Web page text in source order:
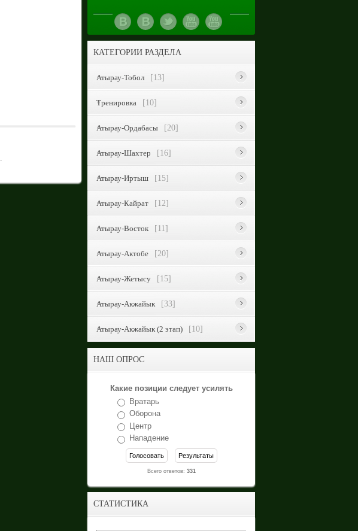
КАТЕГОРИИ РАЗДЕЛА
Атырау-Тобол [13]
Тренировка [10]
Атырау-Ордабасы [20]
Атырау-Шахтер [16]
Атырау-Иртыш [15]
Атырау-Кайрат [12]
Атырау-Восток [11]
Атырау-Актобе [20]
Атырау-Жетысу [15]
Атырау-Акжайык [33]
Атырау-Акжайык (2 этап) [10]
НАШ ОПРОС
Какие позиции следует усилять
Вратарь
Оборона
Центр
Нападение
Всего ответов: 331
СТАТИСТИКА